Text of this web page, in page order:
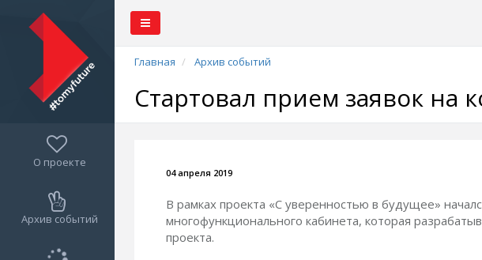
О проекте
Архив событий
Главная Архив событий
Стартовал прием заявок на
04 апреля 2019
В рамках проекта «С уверенностью в будущее»
многофункционального кабинета, которая
проекта.